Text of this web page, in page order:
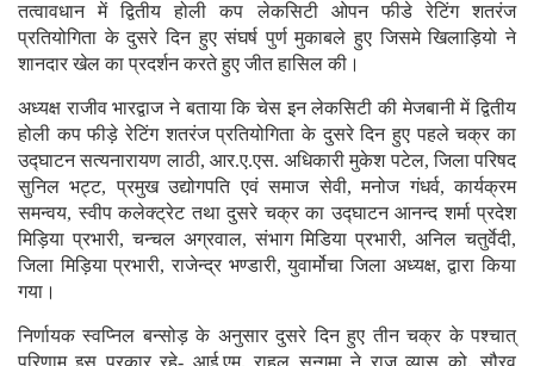
तत्वावधान में द्वितीय होली कप लेकसिटी ओपन फीडे रेटिंग शतरंज
प्रतियोगिता के दुसरे दिन हुए संघर्ष पुर्ण मुकाबले हुए जिसमे खिलाड़ियो ने
शानदार खेल का प्रदर्शन करते हुए जीत हासिल की।
अध्यक्ष राजीव भारद्वाज ने बताया कि चेस इन लेकसिटी की मेजबानी में द्वितीय
होली कप फीड़े रेटिंग शतरंज प्रतियोगिता के दुसरे दिन हुए पहले चक्र का
उद्घाटन सत्यनारायण लाठी, आर.ए.एस. अधिकारी मुकेश पटेल, जिला परिषद
सुनिल भट्ट, प्रमुख उद्योगपति एवं समाज सेवी, मनोज गंधर्व, कार्यक्रम
समन्वय, स्वीप कलेक्ट्रेट तथा दुसरे चक्र का उद्घाटन आनन्द शर्मा प्रदेश
मिड़िया प्रभारी, चन्चल अग्रवाल, संभाग मिडिया प्रभारी, अनिल चतुर्वेदी,
जिला मिड़िया प्रभारी, राजेन्द्र भण्डारी, युवार्मोचा जिला अध्यक्ष, द्वारा किया
गया।
निर्णायक स्वप्निल बन्सोड़ के अनुसार दुसरे दिन हुए तीन चक्र के पश्चात्